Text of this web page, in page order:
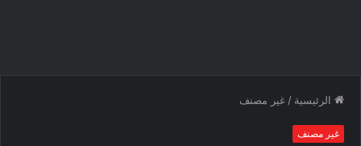
الرئيسية / غير مصنف
غير مصنف